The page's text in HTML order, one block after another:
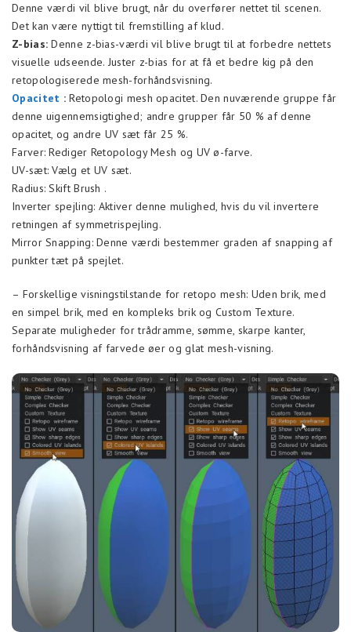
Denne værdi vil blive brugt, når du overfører nettet til scenen.
Det kan være nyttigt til fremstilling af klud.
Z-bias: Denne z-bias-værdi vil blive brugt til at forbedre nettets
visuelle udseende. Juster z-bias for at få et bedre kig på den
retopologiserede mesh-forhåndsvisning.
Opacitet : Retopologi mesh opacitet. Den nuværende gruppe får
denne uigennemsigtighed; andre grupper får 50 % af denne
opacitet, og andre UV sæt får 25 %.
Farver: Rediger Retopology Mesh og UV ø-farve.
UV-sæt: Vælg et UV sæt.
Radius: Skift Brush .
Inverter spejling: Aktiver denne mulighed, hvis du vil invertere
retningen af symmetrispejling.
Mirror Snapping: Denne værdi bestemmer graden af snapping af
punkter tæt på spejlet.
– Forskellige visningstilstande for retopo mesh: Uden brik, med
en simpel brik, med en kompleks brik og Custom Texture.
Separate muligheder for trådramme, sømme, skarpe kanter,
forhåndsvisning af farvede øer og glat mesh-visning.